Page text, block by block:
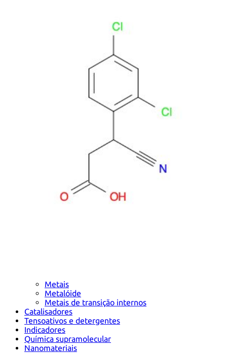
Metais
Metalóide
Metais de transição internos
Catalisadores
Tensoativos e detergentes
Indicadores
Química supramolecular
Nanomateriais